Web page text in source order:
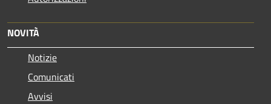
NOVITÀ
Notizie
Comunicati
Avvisi